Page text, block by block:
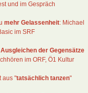
und im Gespräch
mehr Gelassenheit: Michael
im SRF
der Gegensätze
im ORF, Ö1 Kultur
aus "tatsächlich tanzen"